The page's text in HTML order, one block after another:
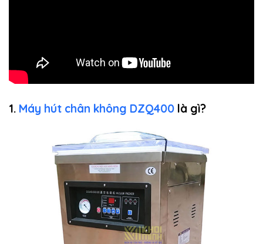
1. Máy hút chân không DZQ400 là gì?